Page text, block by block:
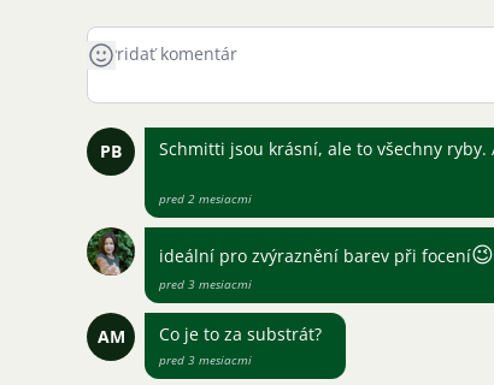
PB Schmitti jsou krásní, ale to všechny
pred 2 mesiacmi
ideální pro zvýraznění barev při focení😉
pred 3 mesiacmi
AM Co je to za substrát?
pred 3 mesiacmi